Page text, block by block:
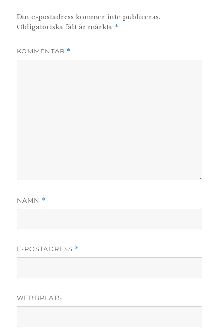
Din e-postadress kommer inte publiceras.
Obligatoriska fält är märkta *
KOMMENTAR *
NAMN *
E-POSTADRESS *
WEBBPLATS